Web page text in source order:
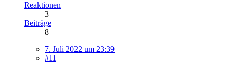
Reaktionen
3
Beiträge
8
7. Juli 2022 um 23:39
#11